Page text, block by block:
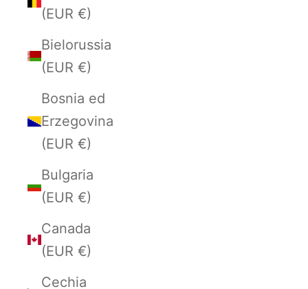
(EUR €)
Bielorussia
(EUR €)
Bosnia ed
Erzegovina
(EUR €)
Bulgaria
(EUR €)
Canada
(EUR €)
Cechia